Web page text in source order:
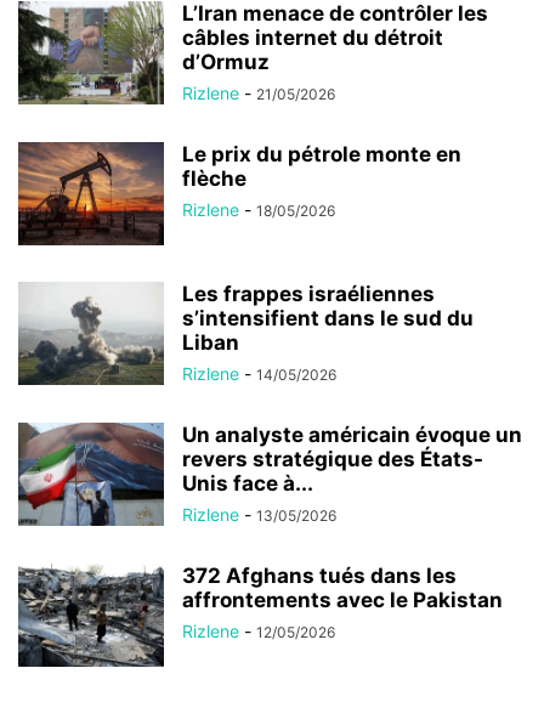
L’Iran menace de contrôler les
câbles internet du détroit
d’Ormuz
Rizlene - 21/05/2026
Le prix du pétrole monte en
flèche
Rizlene - 18/05/2026
Les frappes israéliennes
s’intensifient dans le sud du
Liban
Rizlene - 14/05/2026
Un analyste américain évoque un
revers stratégique des États-
Unis face à...
Rizlene - 13/05/2026
372 Afghans tués dans les
affrontements avec le Pakistan
Rizlene - 12/05/2026